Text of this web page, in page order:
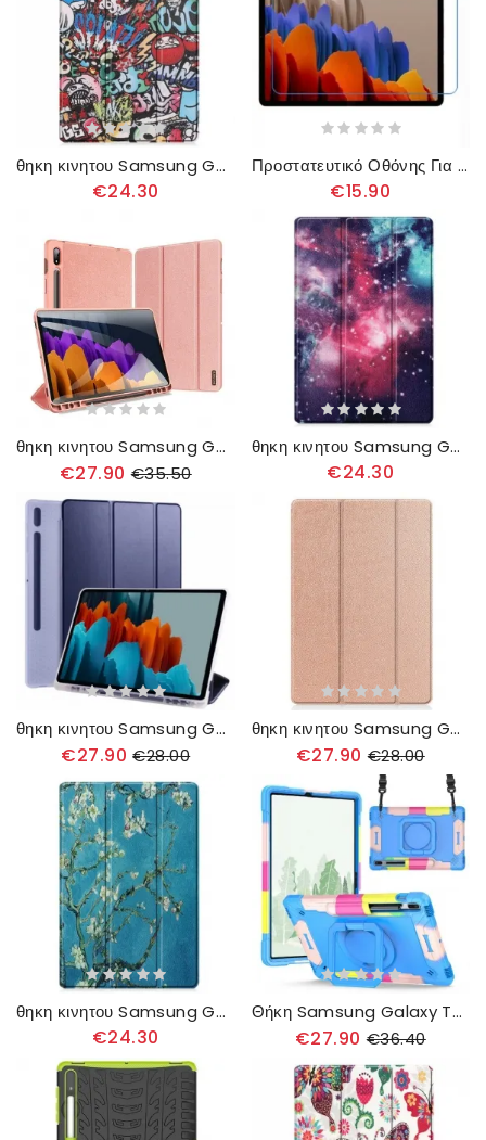
θηκη κινητου Samsung Galaxy Tab S8 Plus / Tab S7 Plus Ενισχυμένο Γκράφιτι
€24.30
Προστατευτικό Οθόνης Για Samsung Galaxy Tab S8 Plus / S7 Plus
€15.90
θηκη κινητου Samsung Galaxy Tab S8 Plus / Tab S7 Plus Σειρά Domo Dux-ducis
€27.90 €35.50
θηκη κινητου Samsung Galaxy Tab S8 Plus / Tab S7 Plus Ενισχυμένος Χώρος
€24.30
θηκη κινητου Samsung Galaxy Tab S8 Plus / Tab S7 Plus Σιλικόνη Και Ψεύτικο Δέρμα
€27.90 €28.00
θηκη κινητου Samsung Galaxy Tab S8 Plus / Tab S7 Plus Στήριγμα Γραφίδας Trifold
€27.90 €28.00
θηκη κινητου Samsung Galaxy Tab S8 Plus / Tab S7 Plus Ενισχυμένοι Ναοί
€24.30
Θήκη Samsung Galaxy Tab S8 Plus / Tab S7 Plus Χρώμα Στήριξης Και Ιμάντα Ώμου
€27.90 €36.40